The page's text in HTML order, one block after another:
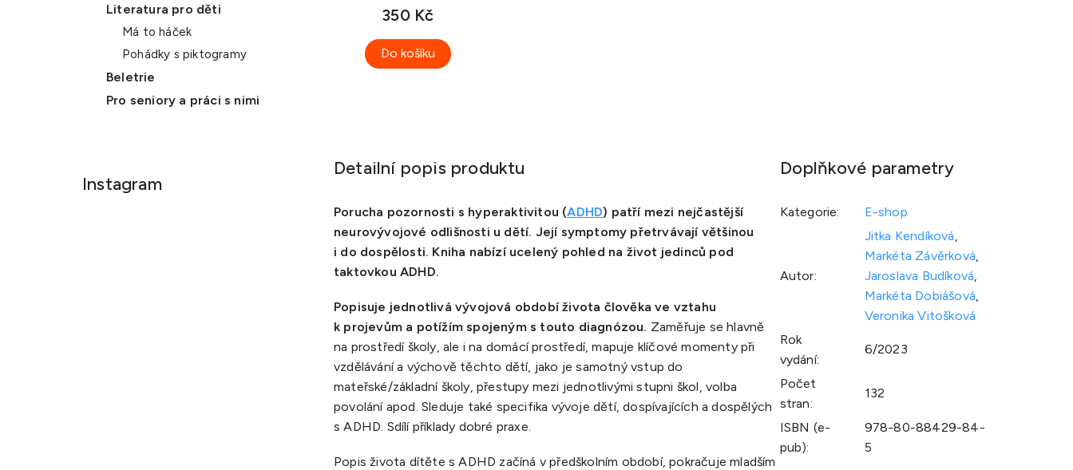
Literatura pro děti
Má to háček
Pohádky s piktogramy
Beletrie
Pro seniory a práci s nimi
Instagram
350 Kč
Do košíku
Detailní popis produktu
Porucha pozornosti s hyperaktivitou (ADHD) patří mezi nejčastější
neurovývojové odlišnosti u dětí. Její symptomy přetrvávají většinou
i do dospělosti. Kniha nabízí ucelený pohled na život jedinců pod
taktovkou ADHD.
Popisuje jednotlivá vývojová období života člověka ve vztahu
k projevům a potížím spojeným s touto diagnózou. Zaměřuje se hlavně
na prostředí školy, ale i na domácí prostředí, mapuje klíčové momenty při
vzdělávání a výchově těchto dětí, jako je samotný vstup do
mateřské/základní školy, přestupy mezi jednotlivými stupni škol, volba
povolání apod. Sleduje také specifika vývoje dětí, dospívajících a dospělých
s ADHD. Sdílí příklady dobré praxe.
Popis života dítěte s ADHD začíná v předškolním období, pokračuje mladším
Doplňkové parametry
Kategorie: E-shop
Autor:
Jitka Kendíková
Markéta Závěrková
Jaroslava Budíková
Markéta Dobiášová
Veronika Vitošková
Rok
vydání:
6/2023
Počet
stran:
132
ISBN (e-
pub):
978-80-88429-84-
5